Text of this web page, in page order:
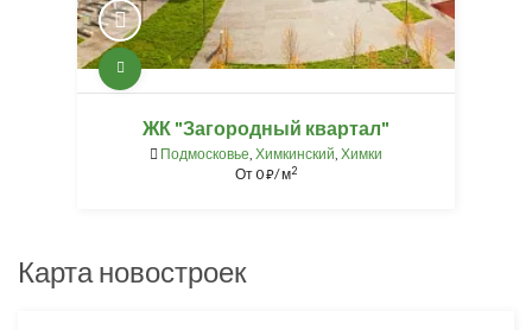
ЖК "Загородный квартал"
Подмосковье, Химкинский, Химки
От0⃏/ м2
Карта новостроек